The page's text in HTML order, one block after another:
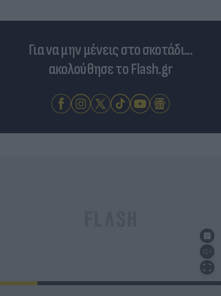
Για να μην μένεις στο σκοτάδι...
ακολούθησε το Flash.gr